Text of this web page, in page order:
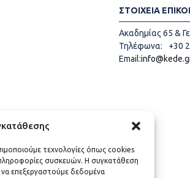
τεχνολογίες όπως cookies
συσκευών. Η συγκατάθεση
να επεξεργαστούμε δεδομένα
ΣΤΟΙΧΕΙΑ
Ακαδημίας 65 &
Τηλέφωνα:
+30
Email: